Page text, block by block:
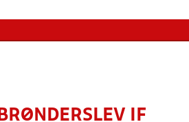
BRØNDERSLEV IF